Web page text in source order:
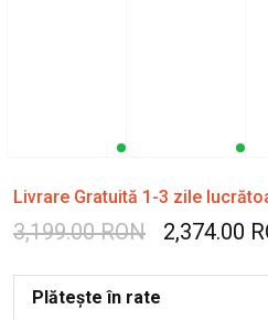
Livrare Gratuită 1-3 zile
3,199.00 RON 2,374.00
Plătește în rate